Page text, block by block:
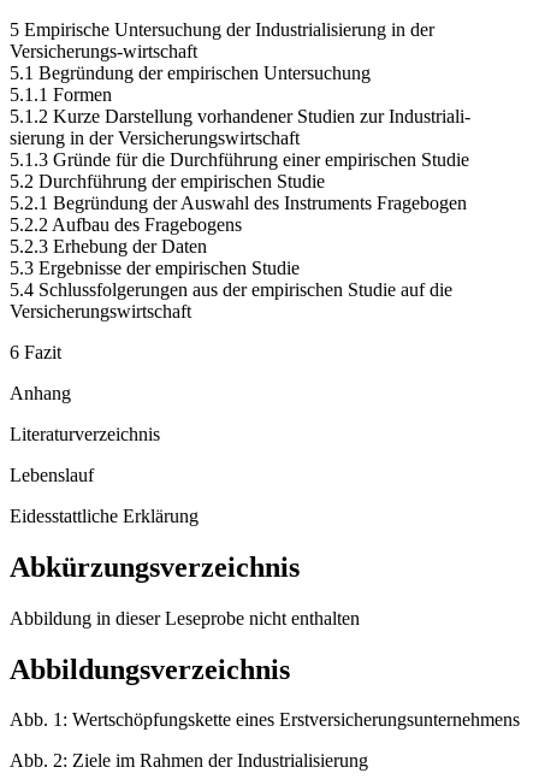
5 Empirische Untersuchung der Industrialisierung in der
Versicherungs-wirtschaft
5.1 Begründung der empirischen Untersuchung
5.1.1 Formen
5.1.2 Kurze Darstellung vorhandener Studien zur Industriali-
sierung in der Versicherungswirtschaft
5.1.3 Gründe für die Durchführung einer empirischen Studie
5.2 Durchführung der empirischen Studie
5.2.1 Begründung der Auswahl des Instruments Fragebogen
5.2.2 Aufbau des Fragebogens
5.2.3 Erhebung der Daten
5.3 Ergebnisse der empirischen Studie
5.4 Schlussfolgerungen aus der empirischen Studie auf die
Versicherungswirtschaft
6 Fazit
Anhang
Literaturverzeichnis
Lebenslauf
Eidesstattliche Erklärung
Abkürzungsverzeichnis
Abbildung in dieser Leseprobe nicht enthalten
Abbildungsverzeichnis
Abb. 1: Wertschöpfungskette eines Erstversicherungsunternehmens
Abb. 2: Ziele im Rahmen der Industrialisierung